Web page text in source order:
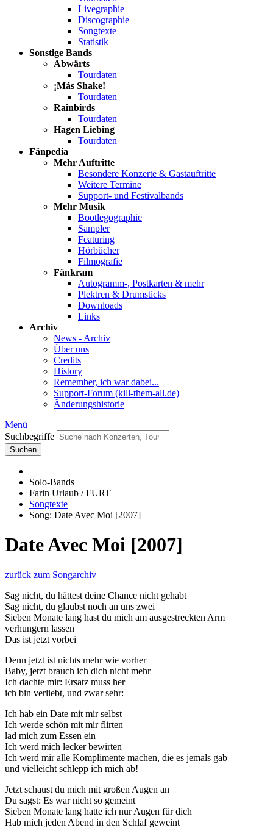
Livegraphie
Discographie
Songtexte
Statistik
Sonstige Bands
Abwärts
Tourdaten
¡Más Shake!
Tourdaten
Rainbirds
Tourdaten
Hagen Liebing
Tourdaten
Fänpedia
Mehr Auftritte
Besondere Konzerte & Gastauftritte
Weitere Termine
Support- und Festivalbands
Mehr Musik
Bootlegographie
Sampler
Featuring
Hörbücher
Filmografie
Fänkram
Autogramm-, Postkarten & mehr
Plektren & Drumsticks
Downloads
Links
Archiv
News - Archiv
Über uns
Credits
History
Remember, ich war dabei...
Support-Forum (kill-them-all.de)
Änderungshistorie
Menü
Suchbegriffe
Suchen
Solo-Bands
Farin Urlaub / FURT
Songtexte
Song: Date Avec Moi [2007]
Date Avec Moi [2007]
zurück zum Songarchiv
Sag nicht, du hättest deine Chance nicht gehabt
Sag nicht, du glaubst noch an uns zwei
Sieben Monate lang hast du mich am ausgestreckten Arm
verhungern lassen
Das ist jetzt vorbei
Denn jetzt ist nichts mehr wie vorher
Baby, jetzt brauch ich dich nicht mehr
Ich dachte mir: Ersatz muss her
ich bin verliebt, und zwar sehr:
Ich hab ein Date mit mir selbst
Ich werde schön mit mir flirten
lad mich zum Essen ein
Ich werd mich lecker bewirten
Ich werd mir alle Komplimente machen, die es jemals gab
und vielleicht schlepp ich mich ab!
Jetzt schaust du mich mit großen Augen an
Du sagst: Es war nicht so gemeint
Sieben Monate lang hatte ich nur Augen für dich
Hab mich jeden Abend in den Schlaf geweint